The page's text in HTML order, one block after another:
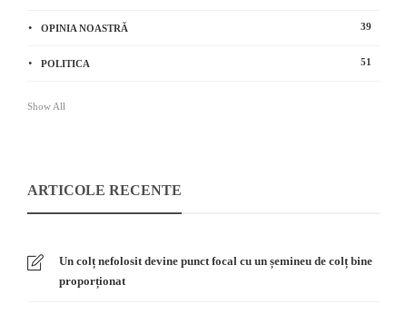
OPINIA NOASTRĂ 39
POLITICA 51
Show All
ARTICOLE RECENTE
Un colț nefolosit devine punct focal cu un șemineu de colț bine
proporționat